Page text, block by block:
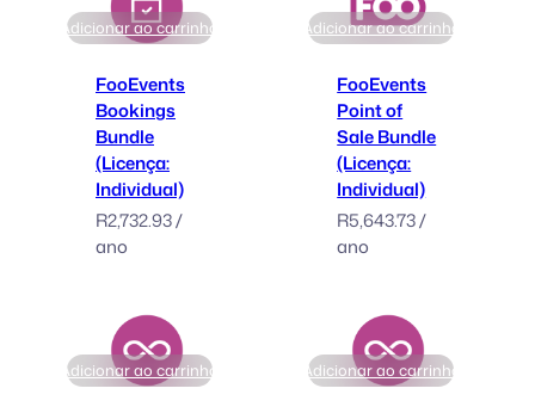
Adicionar ao carrinho
FooEvents
Bookings
Bundle
(Licença:
Individual)
R2,732.93/
ano
Adicionar ao carrinho
FooEvents
Point of
Sale Bundle
(Licença:
Individual)
R5,643.73/
ano
Adicionar ao carrinho Adicionar ao carrinho